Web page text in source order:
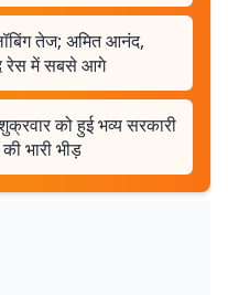
तेज; अमित आनंद,
रेस में सबसे आगे
को हुई भव्य सरकारी
भारी भीड़